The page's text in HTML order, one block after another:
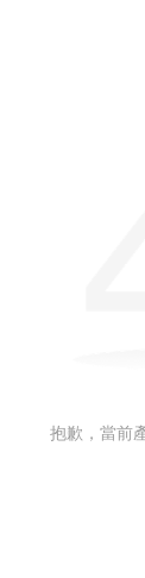
抱歉，當前